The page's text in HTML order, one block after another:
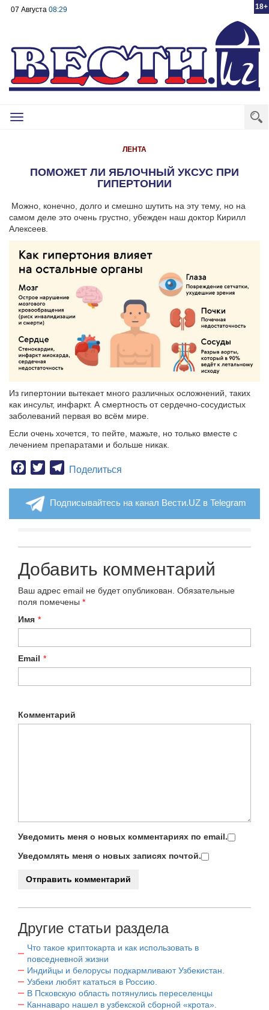
18+
07 Августа 08:29
Toggle
ЛЕНТА
ПОМОЖЕТ ЛИ ЯБЛОЧНЫЙ УКСУС ПРИ
ГИПЕРТОНИИ
Можно, конечно, долго и смешно шутить на эту тему, но на
самом деле это очень грустно, убежден наш доктор Кирилл
Алексеев.
Из гипертонии вытекает много различных осложнений, таких
как инсульт, инфаркт. А смертность от сердечно-сосудистых
заболеваний первая во всём мире.
Если очень хочется, то пейте, мажьте, но только вместе с
лечением препаратами и больше никак.
Facebook
TwitterTelegram
Поделиться
Подписывайтесь на канал Вести.UZ в Telegram
Добавить комментарий
Ваш адрес email не будет опубликован. Обязательные
поля помечены *
Имя *
Email *
Комментарий
Уведомить меня о новых комментариях по email.
Уведомлять меня о новых записях почтой.
Другие статьи раздела
Что такое криптокарта и как использовать в
повседневной жизни
Индийцы и белорусы подкармливают Узбекистан.
Узбеки любят кататься в Россию.
В Псковскую область потянулись переселенцы
Каннаваро нашел в узбекской сборной «крота».